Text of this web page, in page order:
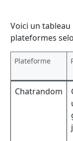
Voici un
plateformes
Plateforme
Chatrandom